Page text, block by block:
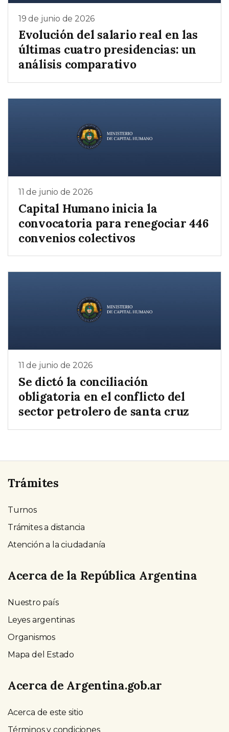
19 de junio de 2026
Evolución del salario real en las
últimas cuatro presidencias: un
análisis comparativo
11 de junio de 2026
Capital Humano inicia la
convocatoria para renegociar 446
convenios colectivos
11 de junio de 2026
Se dictó la conciliación
obligatoria en el conflicto del
sector petrolero de santa cruz
Trámites
Turnos
Trámites a distancia
Atención a la ciudadanía
Acerca de la República Argentina
Nuestro país
Leyes argentinas
Organismos
Mapa del Estado
Acerca de Argentina.gob.ar
Acerca de este sitio
Términos y condiciones